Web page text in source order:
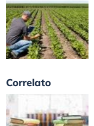
Correlato